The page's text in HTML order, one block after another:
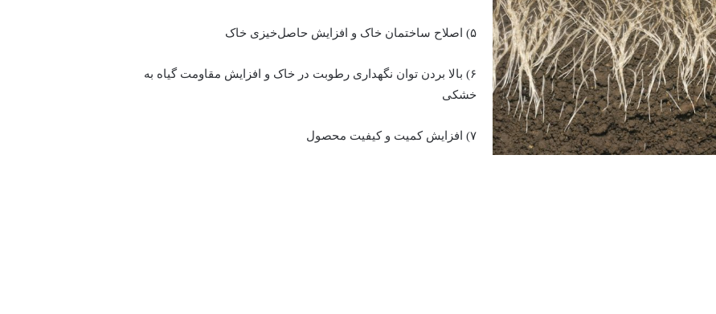
۵) اصلاح ساختمان خاک و افزایش حاصل‌خیزی خاک
۶) بالا بردن توان نگهداری رطوبت در خاک و افزایش مقاومت گیاه به
خشکی
۷) افزایش کمیت و کیفیت محصول